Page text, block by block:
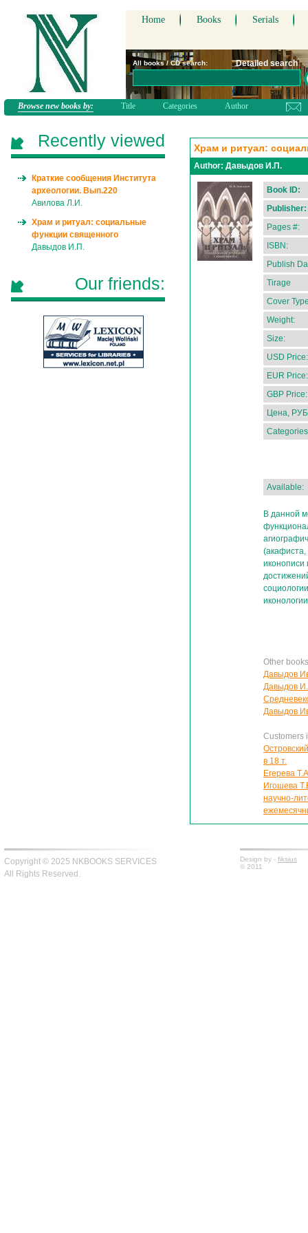
Home Books Serials
All books / CD search: Detailed search
Browse new books by: Title Categories Author
Храм и ритуал:
Author: Давыдов И.П.
Book ID:
Publisher:
Pages #:
ISBN:
Publish
Tirage
Cover
Weight:
Size:
USD Price:
EUR Price:
GBP Price:
Цена,
Available:
В данной
(акафиста,
иконописи
Other
Давыдов
Давыдов И.
Давыдов
Customers
в 18 т.
Егерева
Игошева
научно-
Recently viewed
Краткие сообщения Института
археологии. Вып.220
Авилова Л.И.
Храм и ритуал: социальные
функции священного
Давыдов И.П.
Our friends:
Copyright © 2025 NKBOOKS SERVICES
All Rights Reserved.
Design by - fiksius
© 2011